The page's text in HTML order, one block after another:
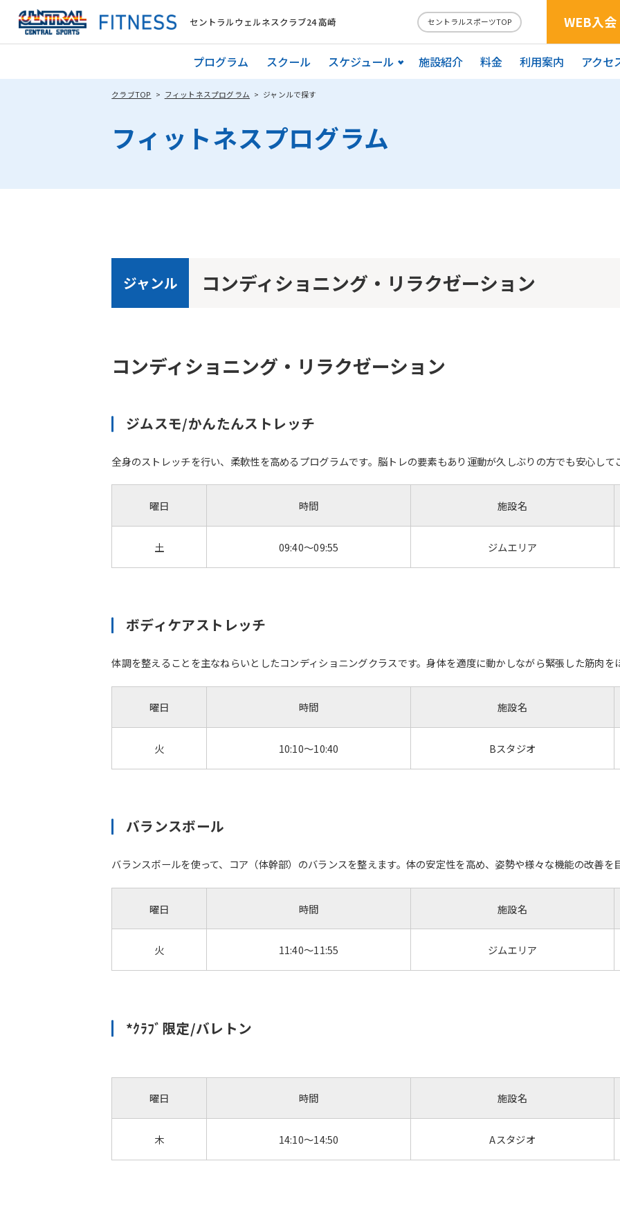
セントラルウェルネスクラブ24 高崎 セントラルスポーツTOP WEB入会
プログラム スクール スケジュール 施設紹介 料金 利用案内 アクセ
クラブTOP フィットネスプログラム ジャンルで探す
フィットネスプログラム
ジャンル コンディショニング・リラクゼーション
コンディショニング・リラクゼーション
ジムスモ/かんたんストレッチ
全身のストレッチを行い、柔軟性を高めるプログラムです。脳トレの要素もあり運動が久しぶりの方でも安心して
曜日
土
時間
09:40～09:55
施設名
ジムエリア
ボディケアストレッチ
体調を整えることを主なねらいとしたコンディショニングクラスです。身体を適度に動かしながら緊張した筋肉を
曜日
火
時間
10:10～10:40
施設名
Bスタジオ
バランスボール
バランスボールを使って、コア（体幹部）のバランスを整えます。体の安定性を高め、姿勢や様々な機能の改善を
曜日
火
時間
11:40～11:55
施設名
ジムエリア
*ｸﾗﾌﾞ限定/バレトン
曜日
木
時間
14:10～14:50
施設名
Aスタジオ
automatically translated into
English. Click the link below (start
automatic translation) to return to
the top page.
However, if you use an automatic
version of this website will be